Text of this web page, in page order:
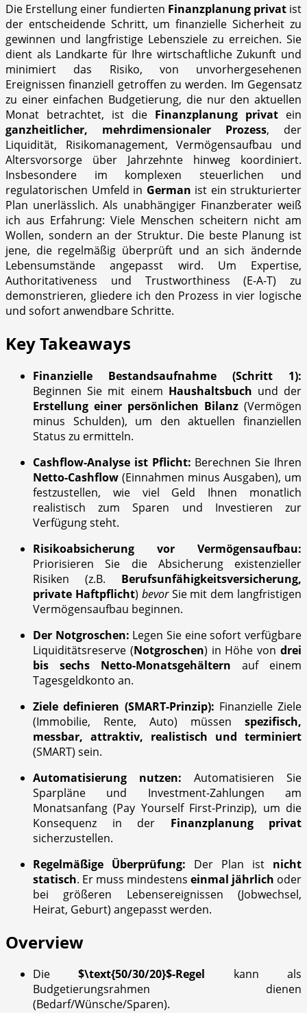
Die Erstellung einer fundierten Finanzplanung privatist
der entscheidende Schritt, um finanzielle Sicherheit zu
gewinnen und langfristige Lebensziele zu erreichen. Sie
dient als Landkarte für Ihre wirtschaftliche Zukunft und
minimiert das Risiko, von unvorhergesehenen
Ereignissen finanziell getroffen zu werden. Im Gegensatz
zu einer einfachen Budgetierung, die nur den aktuellen
Monat betrachtet, ist die Finanzplanung privat ein
ganzheitlicher, mehrdimensionaler Prozess, der
Liquidität, Risikomanagement, Vermögensaufbau und
Altersvorsorge über Jahrzehnte hinweg koordiniert.
Insbesondere im komplexen steuerlichen und
regulatorischen Umfeld in German ist ein strukturierter
Plan unerlässlich. Als unabhängiger Finanzberater weiß
ich aus Erfahrung: Viele Menschen scheitern nicht am
Wollen, sondern an der Struktur. Die beste Planung ist
jene, die regelmäßig überprüft und an sich ändernde
Lebensumstände angepasst wird. Um Expertise,
Authoritativeness und Trustworthiness (E-A-T) zu
demonstrieren, gliedere ich den Prozess in vier logische
und sofort anwendbare Schritte.
Key Takeaways
Finanzielle Bestandsaufnahme (Schritt 1):
Beginnen Sie mit einem Haushaltsbuch und der
Erstellung einer persönlichen Bilanz (Vermögen
minus Schulden), um den aktuellen finanziellen
Status zu ermitteln.
Cashflow-Analyse ist Pflicht: Berechnen Sie Ihren
Netto-Cashflow (Einnahmen minus Ausgaben), um
festzustellen, wie viel Geld Ihnen monatlich
realistisch zum Sparen und Investieren zur
Verfügung steht.
Risikoabsicherung vor Vermögensaufbau:
Priorisieren Sie die Absicherung existenzieller
Risiken (z.B. Berufsunfähigkeitsversicherung,
private Haftpflicht) bevorSie mit dem langfristigen
Vermögensaufbau beginnen.
Der Notgroschen: Legen Sie eine sofort verfügbare
Liquiditätsreserve (Notgroschen) in Höhe vondrei
bis sechs Netto-Monatsgehältern auf einem
Tagesgeldkonto an.
Ziele definieren (SMART-Prinzip): Finanzielle Ziele
(Immobilie, Rente, Auto) müssen spezifisch,
messbar, attraktiv, realistisch und terminiert
(SMART) sein.
Automatisierung nutzen: Automatisieren Sie
Sparpläne und Investment-Zahlungen am
Monatsanfang (Pay Yourself First-Prinzip), um die
Konsequenz in der Finanzplanung privat
sicherzustellen.
Regelmäßige Überprüfung: Der Plan ist nicht
statisch. Er muss mindestens einmal jährlich oder
bei größeren Lebensereignissen (Jobwechsel,
Heirat, Geburt) angepasst werden.
Overview
Die$\text{50/30/20}$-Regel kann als
Budgetierungsrahmen dienen
(Bedarf/Wünsche/Sparen).